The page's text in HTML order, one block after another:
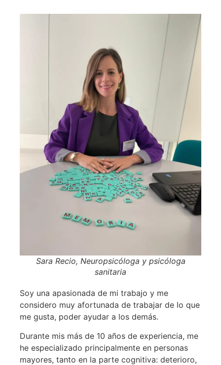
Sara Recio, Neuropsicóloga y psicóloga
sanitaria
Soy una apasionada de mi trabajo y me
considero muy afortunada de trabajar de lo que
me gusta, poder ayudar a los demás.
Durante mis más de 10 años de experiencia, me
he especializado principalmente en personas
mayores, tanto en la parte cognitiva: deterioro,